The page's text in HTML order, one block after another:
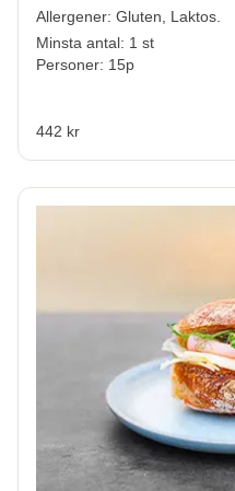
Allergener: Gluten, Laktos.
Minsta antal: 1 st
Personer: 15p
442 kr